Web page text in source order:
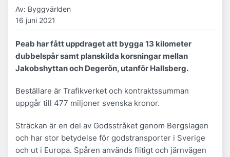
Av: Byggvärlden
16 juni 2021
Peab har fått uppdraget att bygga 13 kilometer
dubbelspår samt planskilda korsningar mellan
Jakobshyttan och Degerön, utanför Hallsberg.
Beställare är Trafikverket och kontraktssumman
uppgår till 477 miljoner svenska kronor.
Sträckan är en del av Godsstråket genom Bergslagen
och har stor betydelse för godstransporter i Sverige
och ut i Europa. Spåren används flitigt och järnvägen